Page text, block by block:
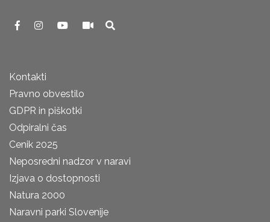
Kontakti
Pravno obvestilo
GDPR in piškotki
Odpiralni čas
Cenik 2025
Neposredni nadzor v naravi
Izjava o dostopnosti
Natura 2000
Naravni parki Slovenije